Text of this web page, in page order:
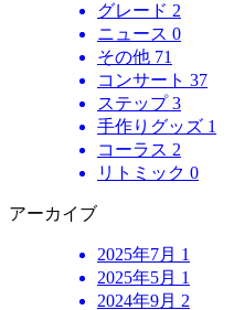
グレード 2
ニュース 0
その他 71
コンサート 37
ステップ3
手作りグッズ 1
コーラス 2
リトミック 0
アーカイブ
2025年7月 1
2025年5月 1
2024年9月 2